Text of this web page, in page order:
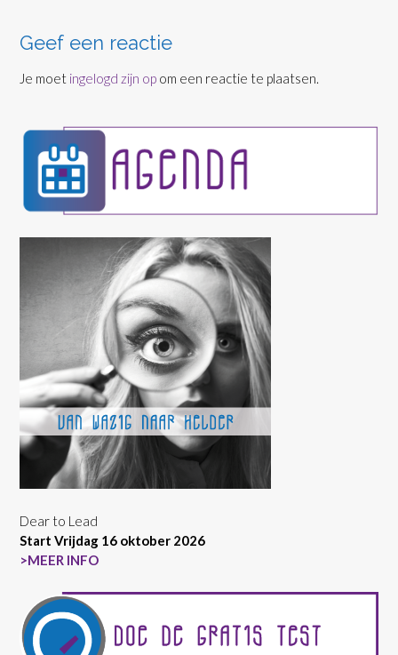
Geef een reactie
Je moet ingelogd zijn op om een reactie te plaatsen.
Dear to Lead
Start Vrijdag 16 oktober 2026
>MEER INFO